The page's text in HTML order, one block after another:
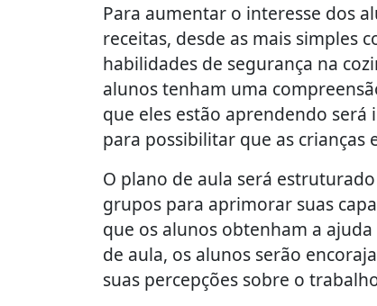
Para aumentar o interesse dos
receitas, desde as mais simples
habilidades de segurança na
alunos tenham uma
que eles estão aprendendo
para possibilitar que as crianças
O plano de aula será
grupos para aprimorar suas
que os alunos obtenham a
de aula, os alunos serão
suas percepções sobre o